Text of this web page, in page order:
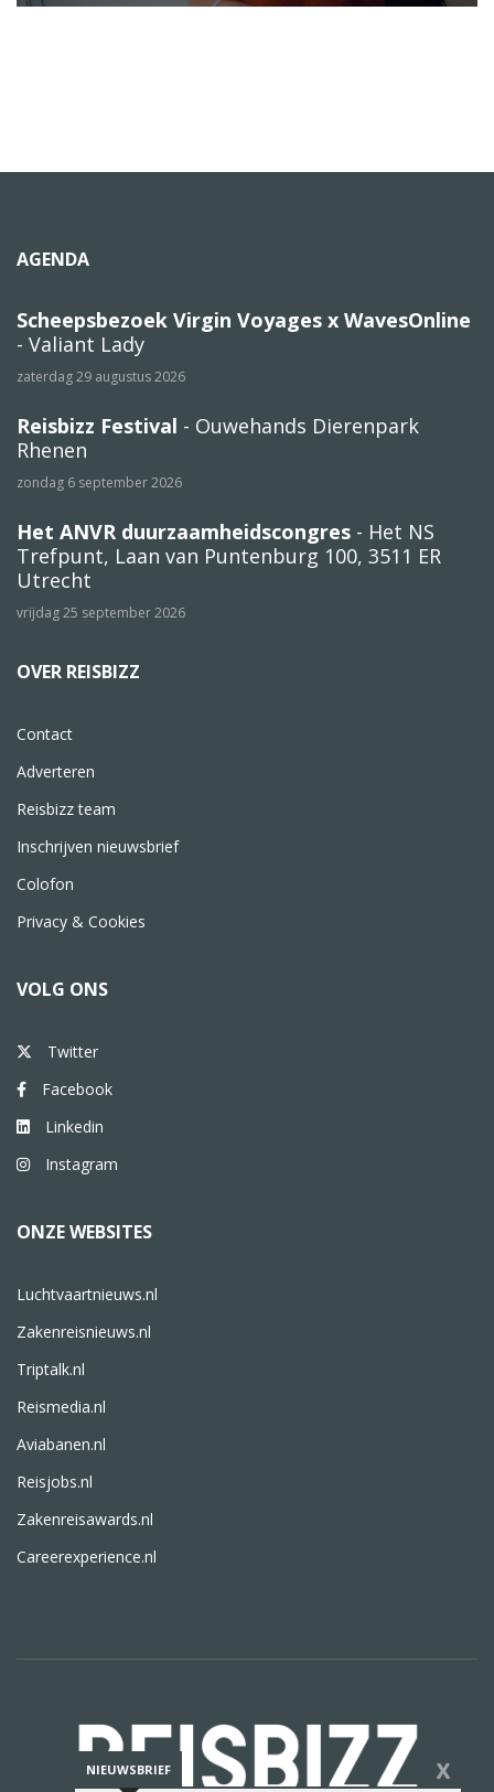
AGENDA
Scheepsbezoek Virgin Voyages x WavesOnline
- Valiant Lady
zaterdag 29 augustus 2026
Reisbizz Festival - Ouwehands Dierenpark
Rhenen
zondag 6 september 2026
Het ANVR duurzaamheidscongres - Het NS
Trefpunt, Laan van Puntenburg 100, 3511 ER
Utrecht
vrijdag 25 september 2026
OVER REISBIZZ
Contact
Adverteren
Reisbizz team
Inschrijven nieuwsbrief
Colofon
Privacy & Cookies
VOLG ONS
Twitter
Facebook
Linkedin
Instagram
ONZE WEBSITES
Luchtvaartnieuws.nl
Zakenreisnieuws.nl
Triptalk.nl
Reismedia.nl
Aviabanen.nl
Reisjobs.nl
Zakenreisawards.nl
Careerexperience.nl
NIEUWSBRIEF X